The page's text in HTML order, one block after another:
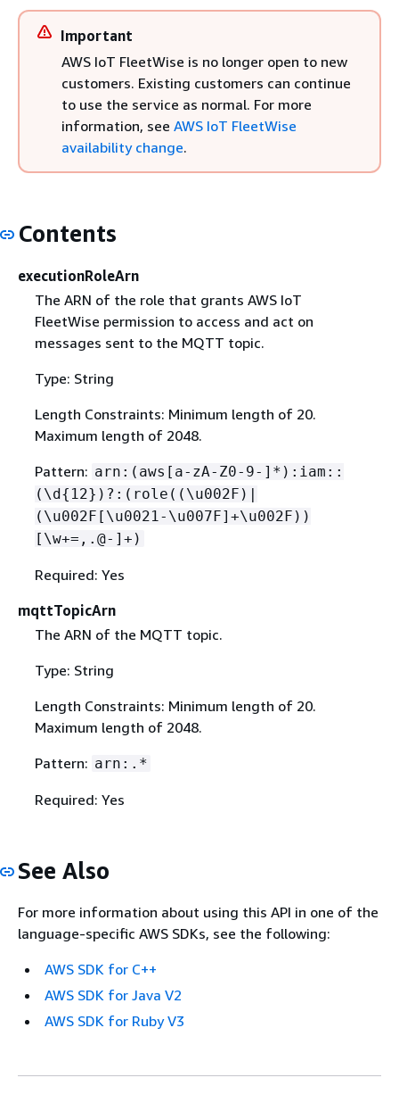
Important
AWS IoT FleetWise is no longer open to new
customers. Existing customers can continue
to use the service as normal. For more
information, see AWS IoT FleetWise
availability change.
Contents
executionRoleArn
The ARN of the role that grants AWS IoT
FleetWise permission to access and act on
messages sent to the MQTT topic.
Type: String
Length Constraints: Minimum length of 20.
Maximum length of 2048.
Pattern: arn:(aws[a-zA-Z0-9-]*):iam::
(\d{ 12})?:(role((\u002F)|
(\u002F[\u0021-\u007F]+\u002F))
[\w+=,.@-]+)
Required: Yes
mqttTopicArn
The ARN of the MQTT topic.
Type: String
Length Constraints: Minimum length of 20.
Maximum length of 2048.
Pattern: arn:.*
Required: Yes
See Also
For more information about using this API in one of the
language-specific AWS SDKs, see the following:
AWS SDK for C++
AWS SDK for Java V2
AWS SDK for Ruby V3